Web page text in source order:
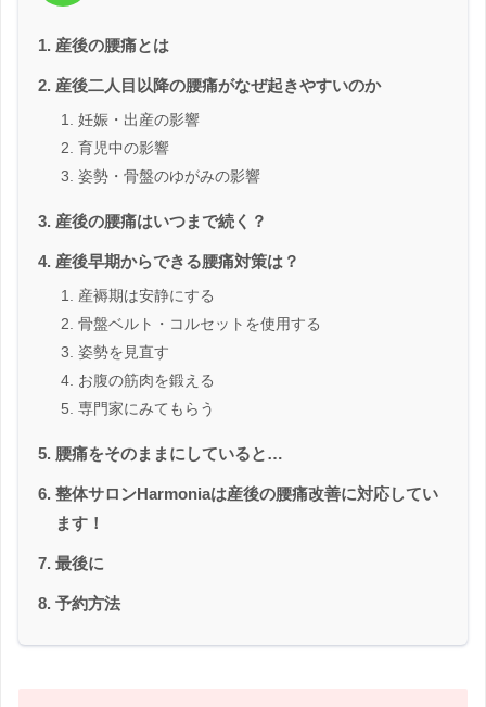
産後の腰痛とは
産後二人目以降の腰痛がなぜ起きやすいのか
妊娠・出産の影響
育児中の影響
姿勢・骨盤のゆがみの影響
産後の腰痛はいつまで続く？
産後早期からできる腰痛対策は？
産褥期は安静にする
骨盤ベルト・コルセットを使用する
姿勢を見直す
お腹の筋肉を鍛える
専門家にみてもらう
腰痛をそのままにしていると…
整体サロンHarmoniaは産後の腰痛改善に対応してい
ます！
最後に
予約方法